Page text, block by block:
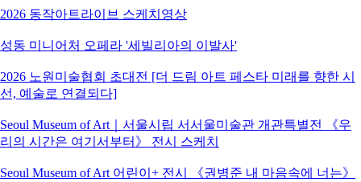
2026 동작아트라이브 스케치영상
성동 미니어처 오페라 '세빌리아의 이발사'
2026 노원미술협회 초대전 [더 드림 아트 페스타 미래를 향한 시
선, 예술로 연결되다]
Seoul Museum of Art｜서울시립 서서울미술관 개관특별전 《우
리의 시간은 여기서부터》 전시 스케치
Seoul Museum of Art 어린이+ 전시 《권병준 내 마음속에 너는》